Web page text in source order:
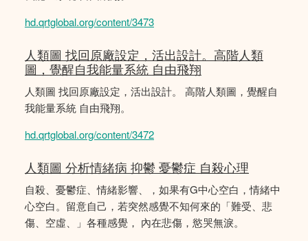
hd.qrtglobal.org/content/3473
人類圖 找回原廠設定，活出設計。高階人類
圖，覺醒自我能量系統 自由飛翔
人類圖 找回原廠設定，活出設計。 高階人類圖，覺醒自
我能量系統 自由飛翔。
hd.qrtglobal.org/content/3472
人類圖 分析情緒病 抑鬱 憂鬱症 自殺心理
自殺、憂鬱症、情緒影響、，如果有G中心空白，情緒中
心空白。留意自己，若突然感覺不知何來的「難受、悲
傷、空虛、」各種感覺， 內在悲傷，慾哭無淚。